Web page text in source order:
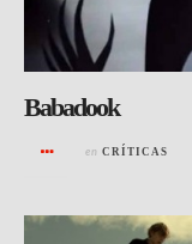
Babadook
en CRÍTICAS